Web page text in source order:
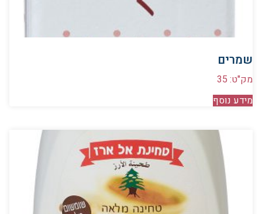
שמרים
מק"ט: 35
מידע נוסף